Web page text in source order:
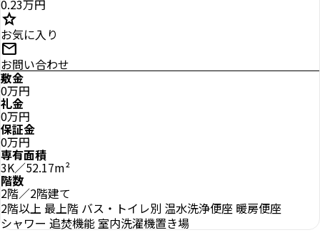
0.23万円
star
お気に入り
mail
お問い合わせ
敷金
0万円
礼金
0万円
保証金
0万円
専有面積
3K／52.17m²
階数
2階／2階建て
2階以上 最上階 バス・トイレ別 温水洗浄便座 暖房便座
シャワー 追焚機能 室内洗濯機置き場